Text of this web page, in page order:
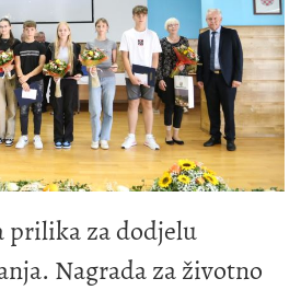
prilika za dodjelu
Nagrada za životno